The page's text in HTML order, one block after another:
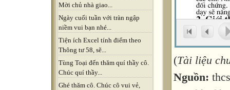
Mời chủ nhà giao...
Ngày cuối tuần với tràn ngập
niềm vui bạn nhé...
Tiện ích Excel tính điểm theo
Thông tư 58, sẽ...
Tùng Toại đến thăm quí thầy cô.
Chúc quí thầy...
Ghé thăm cô. Chúc cô vui vẻ,
(Tài liệu
Nguồn: